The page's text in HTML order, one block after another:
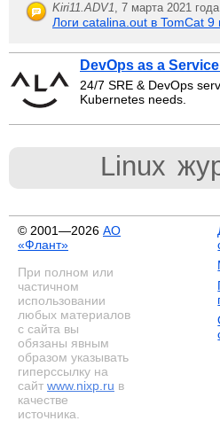
Kiri11.ADV1, 7 марта 2021
Логи catalina.out в TomCat
DevOps as a
24/7 SRE & DevOps
Kubernetes needs.
Linux
© 2001—2026 АО
«Флант»
При полном или
частичном
использовании
любых материалов
с сайта вы
обязаны явным
образом указывать
гиперссылку на
сайт www.nixp.ru в
качестве
источника.